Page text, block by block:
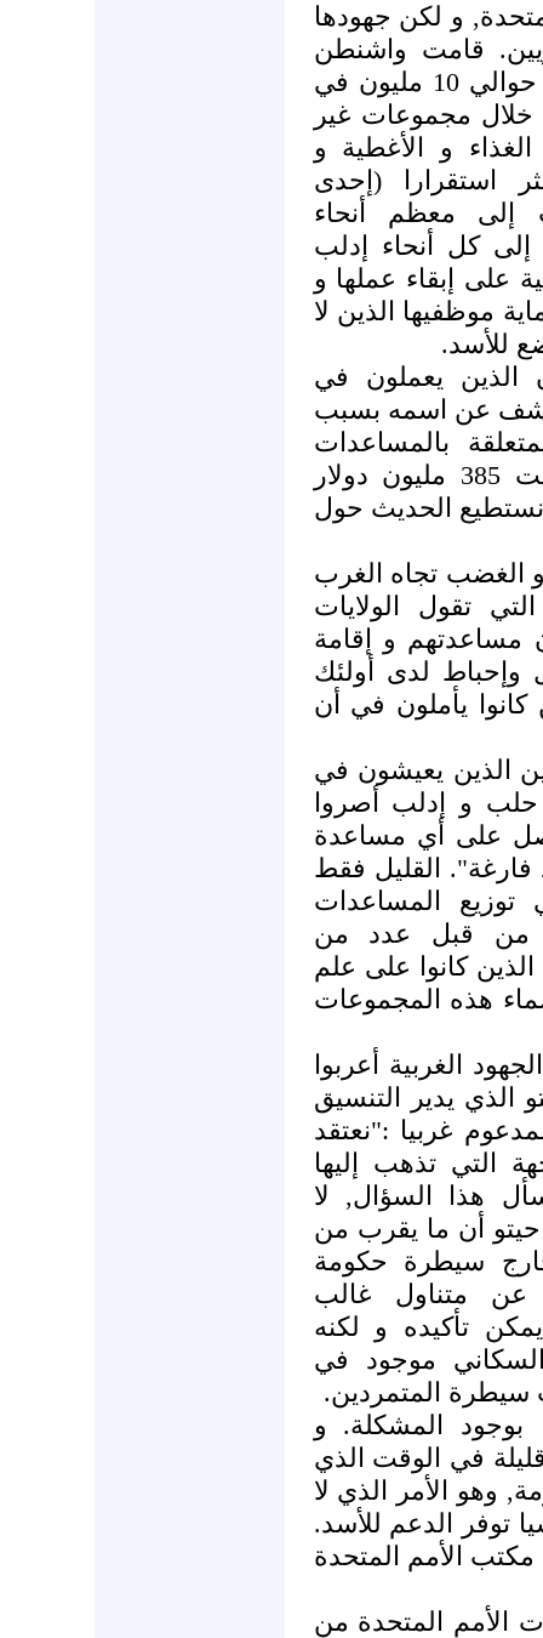
و لكن جهودها
قامت واشنطن
بتحويل حوالي 60 مليون دولار – حوالي 10 مليون في
في 2013- من خلال مجموعات غير
و الأغطية و
استقرارا (إحدى
إلى معظم أنحاء
كل أنحاء إدلب
على إبقاء عملها و
موظفيها الذين لا
للأسد.
الذين يعملون في
عن اسمه بسبب
بالمساعدات
التي بلغت 385 مليون دولار
نستطيع الحديث حول
الغضب تجاه الغرب
تقول الولايات
مساعدتهم و إقامة
وإحباط لدى أولئك
يأملون في أن
الذين يعيشون في
و إدلب أصروا
على أي مساعدة
فارغة". القليل فقط
المساعدات
من قبل عدد من
كانوا على علم
هذه المجموعات
الغربية أعربوا
يدير التنسيق
غربيا :"نعتقد
التي تذهب إليها
هذا السؤال, لا
أن ما يقرب من
سيطرة حكومة
عن متناول غالب
تأكيده و لكنه
موجود في
المتمردين.
بوجود المشكلة. و
قليلة في الوقت الذي
وهو الأمر الذي لا
توفر الدعم للأسد.
الأمم المتحدة
الأمم المتحدة من